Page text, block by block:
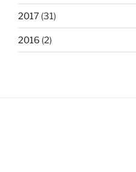
2017 (31)
2016 (2)